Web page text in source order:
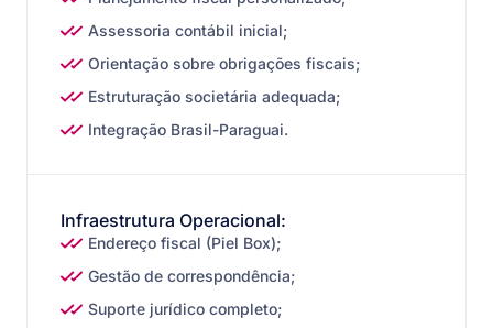
Assessoria contábil inicial;
Orientação sobre obrigações fiscais;
Estruturação societária adequada;
Integração Brasil-Paraguai.
Infraestrutura Operacional:
Endereço fiscal (Piel Box);
Gestão de correspondência;
Suporte jurídico completo;